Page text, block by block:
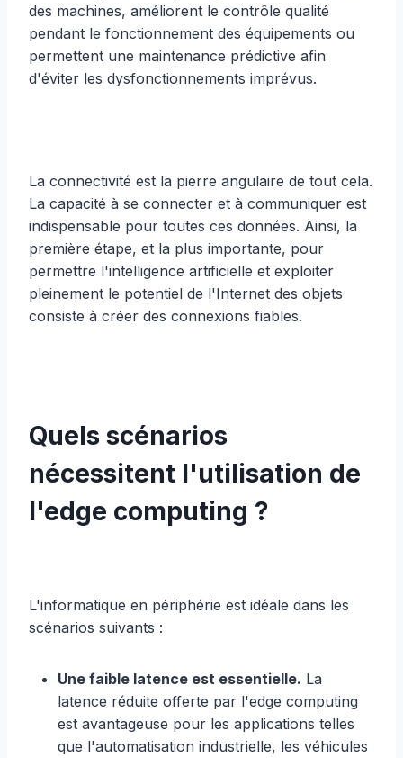
des machines, améliorent le contrôle qualité
pendant le fonctionnement des équipements ou
permettent une maintenance prédictive afin
d'éviter les dysfonctionnements imprévus.
La connectivité est la pierre angulaire de tout cela.
La capacité à se connecter et à communiquer est
indispensable pour toutes ces données. Ainsi, la
première étape, et la plus importante, pour
permettre l'intelligence artificielle et exploiter
pleinement le potentiel de l'Internet des objets
consiste à créer des connexions fiables.
Quels scénarios
nécessitent l'utilisation de
l'edge computing ?
L'informatique en périphérie est idéale dans les
scénarios suivants :
Une faible latence est essentielle. La
latence réduite offerte par l'edge computing
est avantageuse pour les applications telles
que l'automatisation industrielle, les véhicules